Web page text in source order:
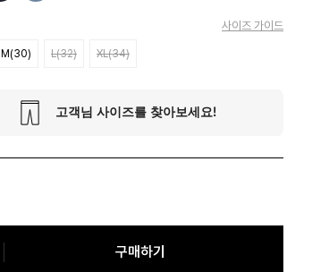
사이즈 가이드
M(30) L(32) XL(34)
구매하기